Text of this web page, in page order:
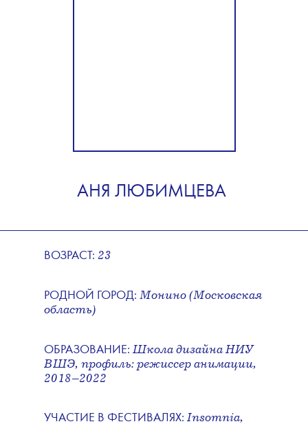
АНЯ ЛЮБИМЦЕВА
ВОЗРАСТ: 23
РОДНОЙ ГОРОД: Монино (Московская
область)
ОБРАЗОВАНИЕ: Школа дизайна НИУ
ВШЭ, профиль: режиссер анимации,
2018–2022
УЧАСТИЕ В ФЕСТИВАЛЯХ: Insomnia,